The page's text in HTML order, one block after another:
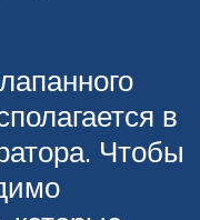
в
Чтобы